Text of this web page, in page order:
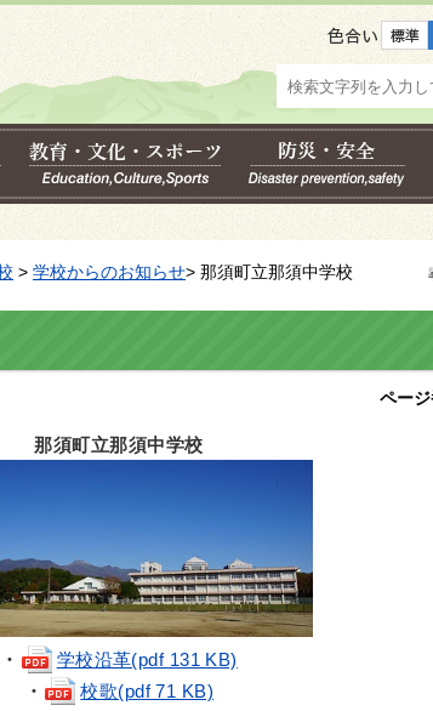
色合い
> 学校からのお知らせ> 那須町立那須中学校
ペー
那須町立那須中学校
・
学校沿革(pdf 131 KB)
・
校歌(pdf 71 KB)